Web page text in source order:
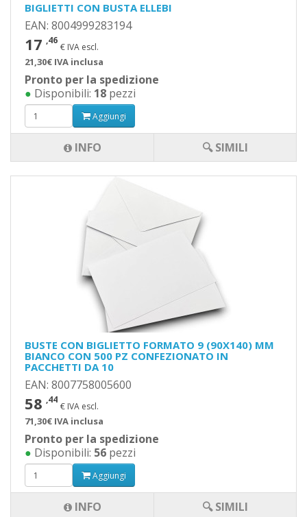
BIGLIETTI CON BUSTA ELLEBI
EAN: 8004999283194
17 ,46
€ IVA escl.
21,30€ IVA inclusa
Pronto per la spedizione
● Disponibili: 18 pezzi
Aggiungi
INFO 🔍 SIMILI
BUSTE CON BIGLIETTO FORMATO 9 (90X140) MM
BIANCO CON 500 PZ CONFEZIONATO IN
PACCHETTI DA 10
EAN: 8007758005600
58 ,44
€ IVA escl.
71,30€ IVA inclusa
Pronto per la spedizione
● Disponibili: 56 pezzi
Aggiungi
INFO 🔍 SIMILI